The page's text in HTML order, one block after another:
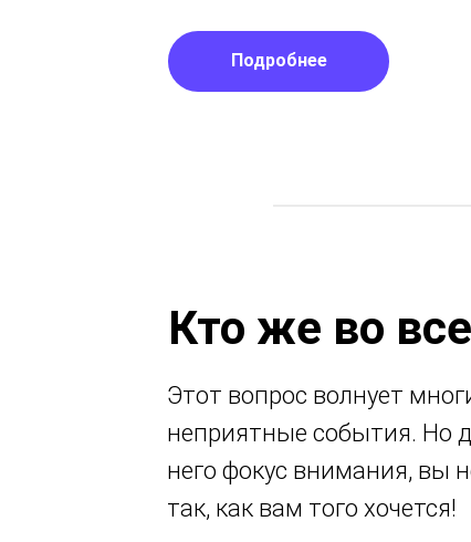
Подробнее
Кто же во
Этот вопрос волнует
неприятные события. Но
него фокус внимания, вы
так, как вам того хочется!